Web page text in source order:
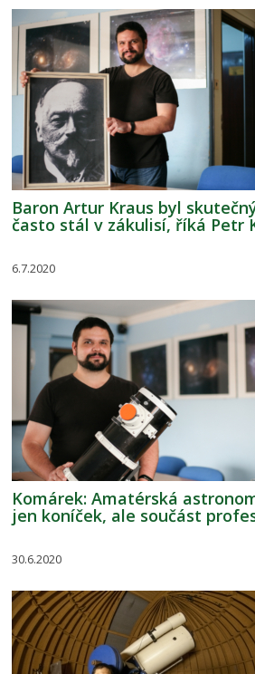
Baron Artur Kraus byl
často stál v zákulisí, říká Petr
6.7.2020
Komárek: Amatérská
jen koníček, ale součást
30.6.2020